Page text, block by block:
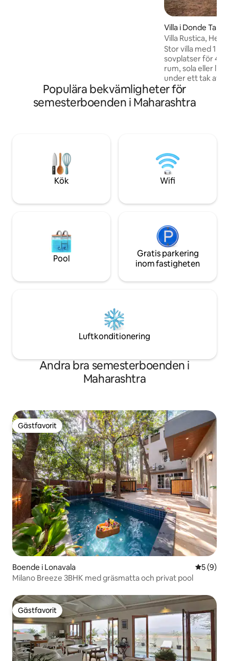
Villa i Donde Tarf
Villa Rustica,
kokosnötlund
Stor villa med 1
sovplatser för 4,
rum, sola eller
under ett tak av
färska
hemlagade
stjärnbelyst
Nandgaon by. Perfekt för familjer, par
eller
städare,
Populära bekvämligheter för
semesterboenden i Maharashtra
Kök Wifi
Pool
Gratis parkering
inom fastigheten
Luftkonditionering
Andra bra semesterboenden i
Maharashtra
Gästfavorit
Gästfavorit
Boende i Lonavala 5 av 5 i
5 (9)
Milano Breeze 3BHK med gräsmatta och privat pool
Gästfavorit
Gästfavorit